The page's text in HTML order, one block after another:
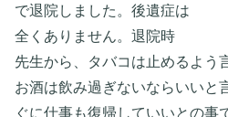
で退院しました。後遺症は
全くありません。退院時
先生から、タバコは止めるよう
お酒は飲み過ぎないならいいと
ぐに仕事も復帰していいとの事